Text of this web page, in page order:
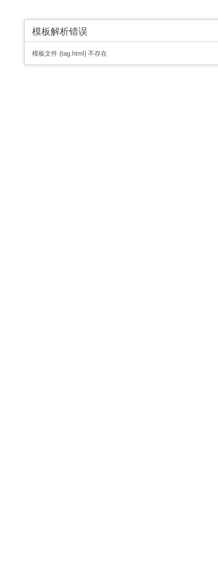
模板解析错误
模板文件 (tag.html) 不存在